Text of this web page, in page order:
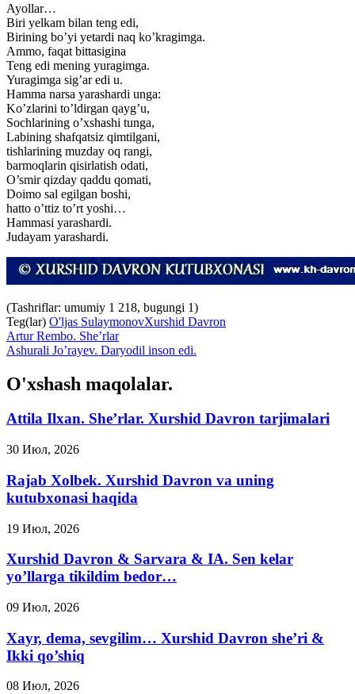
Ayollar…
Biri yelkam bilan teng edi,
Birining bo’yi yetardi naq ko’kragimga.
Ammo, faqat bittasigina
Teng edi mening yuragimga.
Yuragimga sig’ar edi u.
Hamma narsa yarashardi unga:
Ko’zlarini to’ldirgan qayg’u,
Sochlarining o’xshashi tunga,
Labining shafqatsiz qimtilgani,
tishlarining muzday oq rangi,
barmoqlarin qisirlatish odati,
O’smir qizday qaddu qomati,
Doimo sal egilgan boshi,
hatto o’ttiz to’rt yoshi…
Hammasi yarashardi.
Judayam yarashardi.
(Tashriflar: umumiy 1 218, bugungi 1)
Teg(lar) O'ljas SulaymonovXurshid Davron
Artur Rembo. She’rlar
Ashurali Jo’rayev. Daryodil inson edi.
O'xshash maqolalar.
Attila Ilxan. She’rlar. Xurshid Davron tarjimalari
30 Июл, 2026
Rajab Xolbek. Xurshid Davron va uning
kutubxonasi haqida
19 Июл, 2026
Xurshid Davron & Sarvara & IA. Sen kelar
yo’llarga tikildim bedor…
09 Июл, 2026
Xayr, dema, sevgilim… Xurshid Davron she’ri &
Ikki qo’shiq
08 Июл, 2026